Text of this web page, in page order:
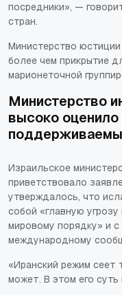
посредники», —
стран.
Министерство
более чем прикрытие
марионеточной
Министерство
высоко
Израильское
приветствовало
утверждалось, что
собой «главную
мировому порядку» и
международному
«Иранский режим сеет
может. В этом его